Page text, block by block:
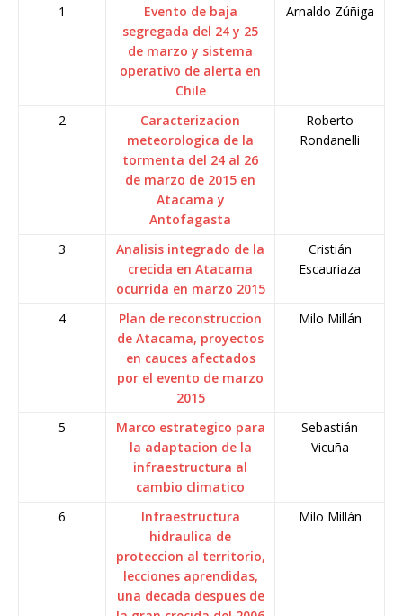
1
Evento de baja
segregada del 24 y 25
de marzo y sistema
operativo de alerta en
Chile
Arnaldo Zúñiga
2
Caracterizacion
meteorologica de la
tormenta del 24 al 26
de marzo de 2015 en
Atacama y
Antofagasta
Roberto
Rondanelli
3
Analisis integrado de la
crecida en Atacama
ocurrida en marzo 2015
Cristián
Escauriaza
4
Plan de reconstruccion
de Atacama, proyectos
en cauces afectados
por el evento de marzo
2015
Milo Millán
5
Marco estrategico para
la adaptacion de la
infraestructura al
cambio climatico
Sebastián
Vicuña
6
Infraestructura
hidraulica de
proteccion al territorio,
lecciones aprendidas,
una decada despues de
Milo Millán